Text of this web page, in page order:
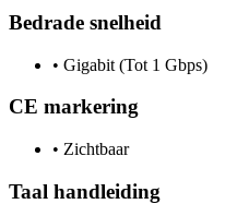
Bedrade snelheid
• Gigabit (Tot 1 Gbps)
CE markering
• Zichtbaar
Taal handleiding